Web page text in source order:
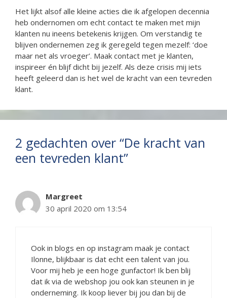
Het lijkt alsof alle kleine acties die ik afgelopen decennia
heb ondernomen om echt contact te maken met mijn
klanten nu ineens betekenis krijgen. Om verstandig te
blijven ondernemen zeg ik geregeld tegen mezelf: ‘doe
maar net als vroeger’. Maak contact met je klanten,
inspireer én blijf dicht bij jezelf. Als deze crisis mij iets
heeft geleerd dan is het wel de kracht van een tevreden
klant.
2 gedachten over “De kracht van
een tevreden klant”
Margreet
30 april 2020 om 13:54
Ook in blogs en op instagram maak je contact
Ilonne, blijkbaar is dat echt een talent van jou.
Voor mij heb je een hoge gunfactor! Ik ben blij
dat ik via de webshop jou ook kan steunen in je
onderneming. Ik koop liever bij jou dan bij de